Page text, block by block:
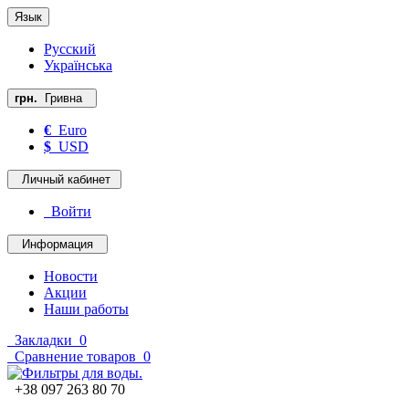
Язык
Русский
Українська
грн. Гривна
€ Euro
$ USD
Личный кабинет
Войти
Информация
Новости
Акции
Наши работы
Закладки 0
Сравнение товаров 0
+38 097 263 80 70